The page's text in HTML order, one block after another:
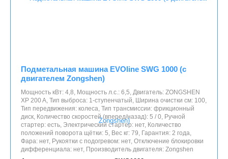
Подметальная машина EVOline SWG 1000 (с
двигателем Zongshen)
Мощность кВт: 4,8, Мощность л.с.: 6,5, Двигатель: ZONGSHEN
XP 200 A, Тип выброса: 1-ступенчатый, Ширина очистки см: 100,
Тип передвижения: колеса, Тип трансмиссии: фрикционный
диск, Количество скоростей (вперед/назад): 5 / 0, Ручной
стартер: есть, Электрический стартер: нет, Количество
положений поворота щётки: 5, Вес кг: 79, Гарантия: 2 года,
Фара: нет, Рукоятки с подогревом: нет, Отключение блокировки
дифференциала: нет, Производитель двигателя: Zongshen